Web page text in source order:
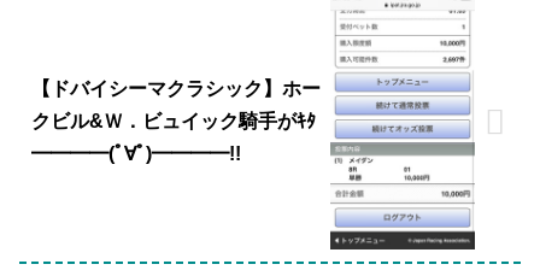
【ドバイシーマクラシック】ホー
クビル&Ｗ．ビュイック騎手がｷﾀ
━━━━(ﾟ∀ﾟ)━━━━!!